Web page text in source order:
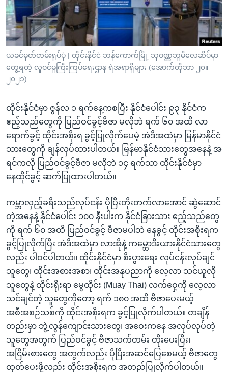
သို့
ကျော်
ကြည့်
ရန်
ရှာဖွေ
ကျော်
ဗွီအိုအေ လူမှုကွန်ယက်များ
ဘာသာစကားများ
ယခင်မှတ်တမ်းရုပ်ပုံ | ထိုင်းနိုင်ငံ ဘန်ကောက်မြို့ သုဝဏ္ဏဘူမိလေဆိပ်မှာ
တွေ့ရတဲ့ လူဝင်မှုကြီးကြပ်ရေးဌာန ရဲအရာရှိများ (အောက်တိုဘာ ၂၀။
၂၀၂၁)
ထိုင်းနိုင်ငံမှာ ဇွန်လ ၁ ရက်နေ့ကစပြီး နိုင်ငံပေါင်း ၉၃ နိုင်ငံက
ဧည့်သည်တွေကို ပြည်ဝင်ခွင့်ဗီဇာ မလိုဘဲ ရက် ၆၀ အထိ လာ
ရောက်ခွင့် ထိုင်းအစိုးရ ခွင့်ပြုလိုက်ပေမဲ့ အဲဒီအထဲမှာ မြန်မာနိုင်ငံ
သားတွေကို ချန်လှပ်ထားပါတယ်။ မြန်မာနိုင်ငံသားတွေအနေနဲ့ အ
ရင်ကလို ပြည်ဝင်ခွင့်ဗီဇာ မလိုဘဲ ၁၄ ရက်သာ ထိုင်းနိုင်ငံမှာ
နေထိုင်ခွင့် ဆက်ပြုထားပါတယ်။
ကမ္ဘာလှည့်ခရီးသည်လုပ်ငန်း ပိုပြီးတိုးတက်လာအောင် ဆွဲဆောင်
တဲ့အနေနဲ့ နိုင်ငံပေါင်း ၁၀၀ နီးပါးက နိုင်ငံခြားသား ဧည့်သည်တွေ
ကို ရက် ၆၀ အထိ ပြည်ဝင်ခွင့် ဗီဇာမပါဘဲ နေခွင့် ထိုင်းအစိုးရက
ခွင့်ပြုလိုက်ပြီး အဲဒီအထဲမှာ လာအိုနဲ့ ကမ္ဘောဒီးယားနိုင်ငံသားတွေ
လည်း ပါဝင်ပါတယ်။ ထိုင်းနိုင်ငံမှာ စီးပွားရေး လုပ်ငန်းလုပ်ချင်
သူတွေ၊ ထိုင်းအစားအစာ၊ ထိုင်းအနုပညာကို လေ့လာ သင်ယူလို
သူတွေနဲ့ ထိုင်းရိုးရာ မွေထိုင်း (Muay Thai) လက်ဝှေ့ကို လေ့လာ
သင်ချင်တဲ့ သူတွေကိုတော့ ရက် ၁၈၀ အထိ ဗီဇာပေးမယ့်
အစီအစဉ်သစ်ကို ထိုင်းအစိုးရက ခွင့်ပြုလိုက်ပါတယ်။ တချိန်
တည်းမှာ ဘွဲ့လွန်ကျောင်းသားတွေ၊ အဝေးကနေ အလုပ်လုပ်တဲ့
သူတွေအတွက် ပြည်ဝင်ခွင့် ဗီဇာသက်တမ်း တိုးပေးပြီး၊
အငြိမ်းစားတွေ အတွက်လည်း ပိုပြီးအဆင်ပြေစေမယ့် ဗီဇာတွေ
ထုတ်ပေးဖို့လည်း ထိုင်းအစိုးရက အတည်ပြုလိုက်ပါတယ်။